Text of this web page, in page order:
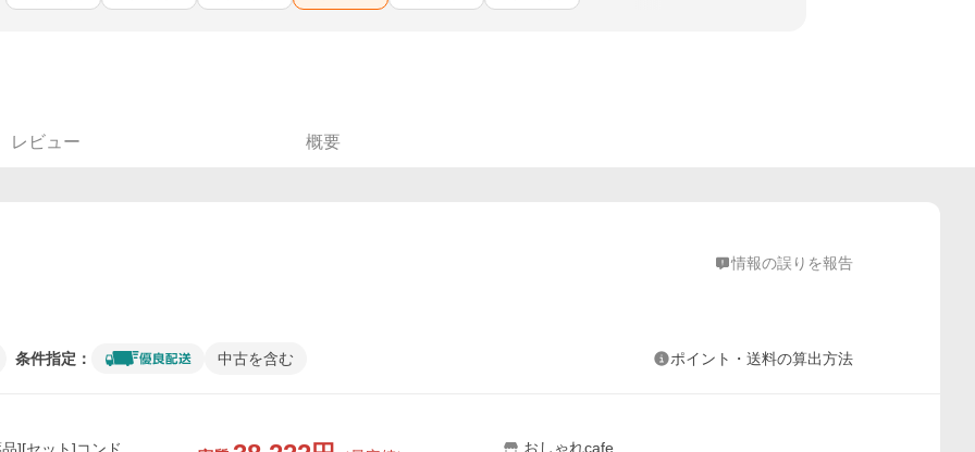
レビュー 概要
情報の誤りを報告
条件指定： 中古を含む ポイント・送料の算出方法
おしゃれcafe